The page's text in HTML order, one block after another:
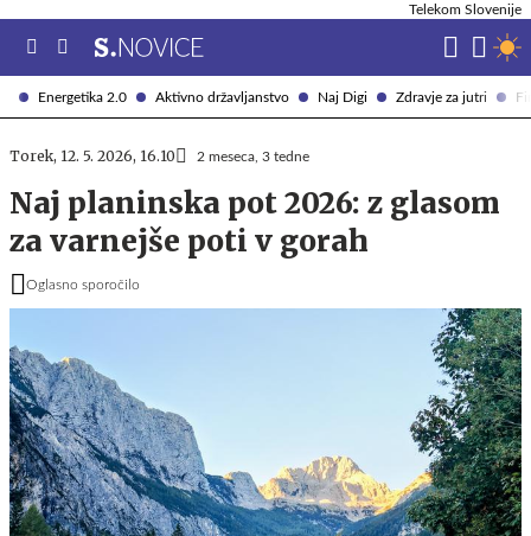
Energetika 2.0 Aktivno državljanstvo Naj Digi Zdravje za jutri
Telekom Slovenije
Torek, 12. 5. 2026, 16.10 2 meseca, 3 tedne
Naj planinska pot 2026: z glasom
za varnejše poti v gorah
Oglasno sporočilo